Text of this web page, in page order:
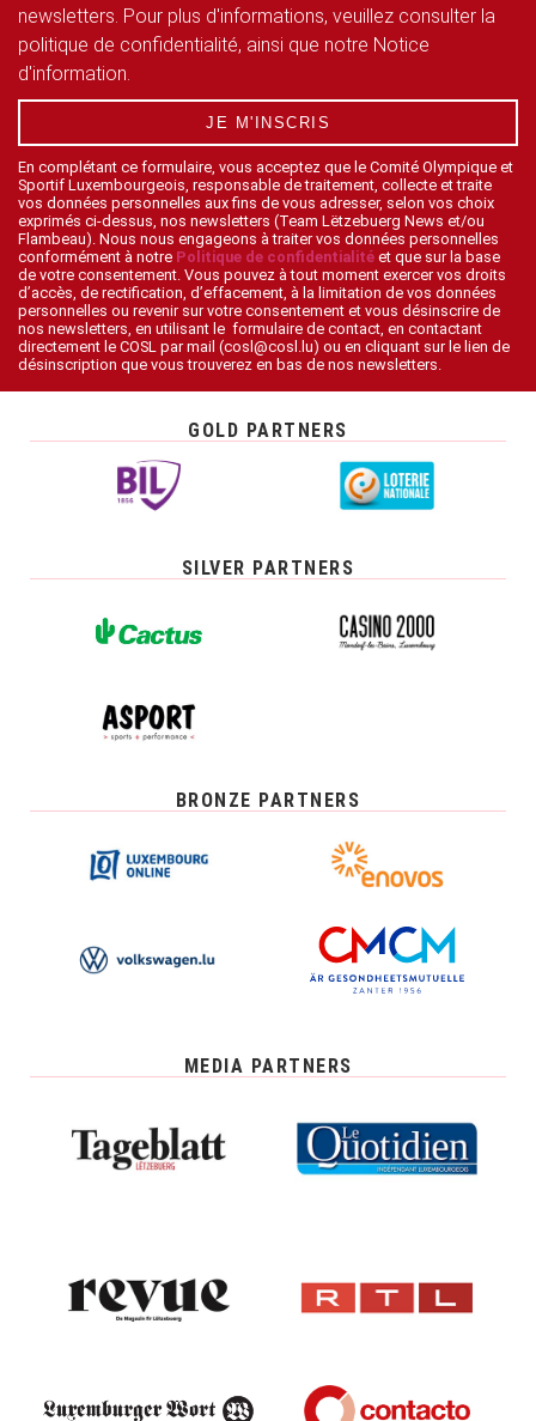
newsletters. Pour plus d'informations, veuillez consulter la
politique de confidentialité, ainsi que notre Notice
d'information.
JE M'INSCRIS
En complétant ce formulaire, vous acceptez que le Comité Olympique et
Sportif Luxembourgeois, responsable de traitement, collecte et traite
vos données personnelles aux fins de vous adresser, selon vos choix
exprimés ci-dessus, nos newsletters (Team Lëtzebuerg News et/ou
Flambeau). Nous nous engageons à traiter vos données personnelles
conformément à notre Politique de confidentialité et que sur la base
de votre consentement. Vous pouvez à tout moment exercer vos droits
d’accès, de rectification, d’effacement, à la limitation de vos données
personnelles ou revenir sur votre consentement et vous désinscrire de
nos newsletters, en utilisant le formulaire de contact, en contactant
directement le COSL par mail (cosl@cosl.lu) ou en cliquant sur le lien de
désinscription que vous trouverez en bas de nos newsletters.
GOLD PARTNERS
SILVER PARTNERS
BRONZE PARTNERS
MEDIA PARTNERS